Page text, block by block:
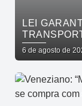
LEI
MUDA
6 de agosto de